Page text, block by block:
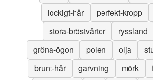
lockigt-hår
perfekt-kropp
stora-bröstvårtor
ryssland
gröna-ögon
polen olja
brunt-hår
garvning mörk